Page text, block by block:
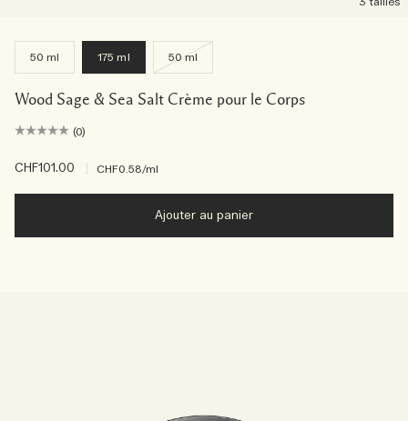
50 ml 175 ml 50 ml
Wood Sage & Sea Salt Crème pour le Corps
(0)
CHF101.00 CHF0.58/ml
Ajouter au panier